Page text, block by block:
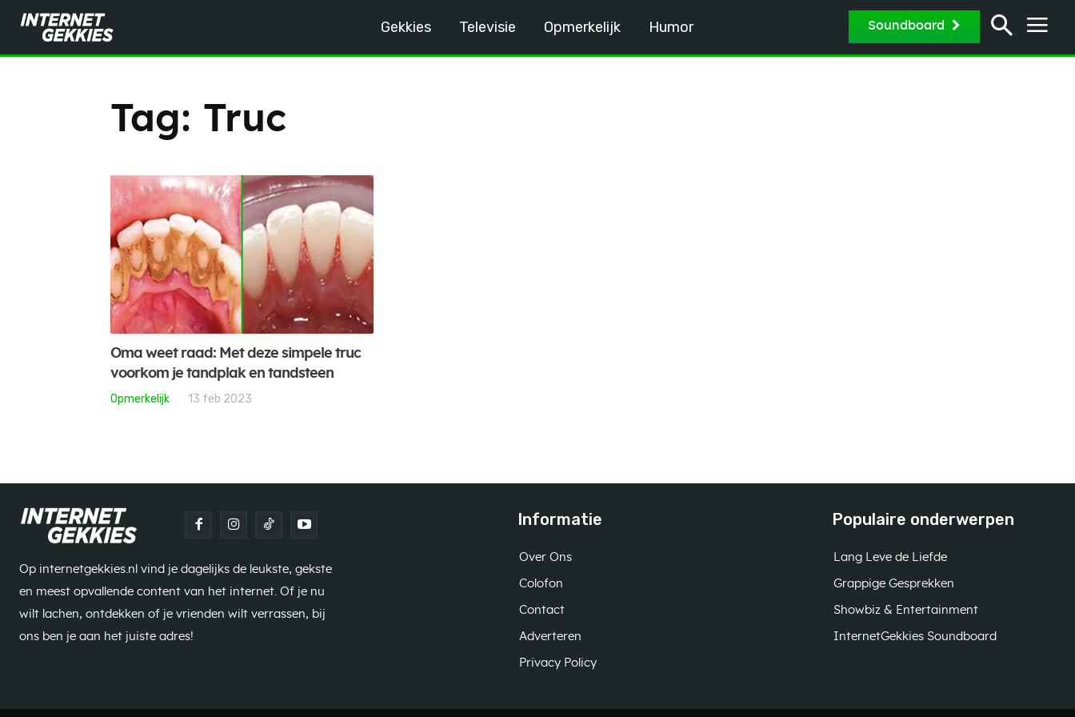
Gekkies Televisie Opmerkelijk Humor Soundboard
Tag: Truc
Oma weet raad: Met deze simpele truc
voorkom je tandplak en tandsteen
Opmerkelijk 13 feb 2023
Op internetgekkies.nl vind je dagelijks de leukste, gekste
en meest opvallende content van het internet. Of je nu
wilt lachen, ontdekken of je vrienden wilt verrassen, bij
ons ben je aan het juiste adres!
Informatie
Over Ons
Colofon
Contact
Adverteren
Privacy Policy
Populaire onderwerpen
Lang Leve de Liefde
Grappige Gesprekken
Showbiz & Entertainment
InternetGekkies Soundboard